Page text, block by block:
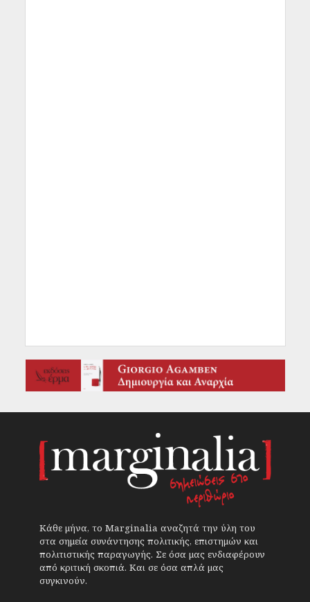
Κάθε μήνα, το Marginalia αναζητά την ύλη του
στα σημεία συνάντησης πολιτικής, επιστημών και
πολιτιστικής παραγωγής. Σε όσα μας ενδιαφέρουν
από κριτική σκοπιά. Και σε όσα απλά μας
συγκινούν.